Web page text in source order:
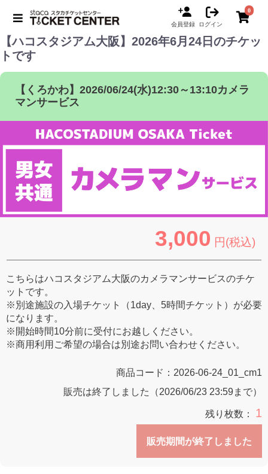
会員登録 ログイン
0
【ハコスタジアム大阪】2026年6月24日のチケッ
トです
【くろかわ】2026/06/24(水)12:30～13:10カメラ
マンサービス
3,000 円(税込)
こちらはハコスタジアム大阪のカメラマンサービスのチケ
ットです。
※別途施設の入場チケット（1day、5時間チケット）が必要
になります。
※開始時間10分前に受付にお越しください。
※商用利用ご希望の場合は別途お問い合わせください。
商品コード： 2026-06-24_01_cm1
販売は終了しました（2026/06/23 23:59まで）
残り枚数： 1
販売期間が終了しました